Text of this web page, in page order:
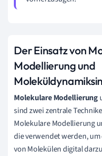
Der Einsatz von
Modellierung und
Molekulare Modellierung
sind zwei zentrale
Molekulare Modellierung
die verwendet werden,
von Molekülen digital